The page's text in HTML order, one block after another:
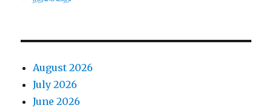
August 2026
July 2026
June 2026